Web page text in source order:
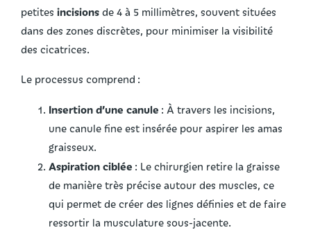
petites incisions de 4 à 5 millimètres, souvent situées
dans des zones discrètes, pour minimiser la visibilité
des cicatrices.
Le processus comprend :
Insertion d’une canule : À travers les incisions,
une canule fine est insérée pour aspirer les amas
graisseux.
Aspiration ciblée : Le chirurgien retire la graisse
de manière très précise autour des muscles, ce
qui permet de créer des lignes définies et de faire
ressortir la musculature sous-jacente.